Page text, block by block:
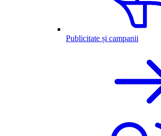
Publicitate și campanii